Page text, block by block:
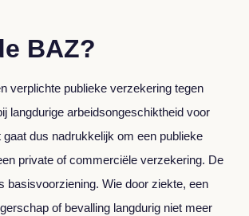
BAZ?
verplichte publieke verzekering tegen
langdurige arbeidsongeschiktheid voor
dus nadrukkelijk om een publieke
private of commerciële verzekering. De
basisvoorziening. Wie door ziekte, een
of bevalling langdurig niet meer